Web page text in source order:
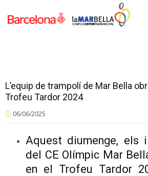
L’equip de trampolí de Mar Bella
Trofeu Tardor 2024
06/06/2025
Aquest diumenge, els
del CE Olímpic Mar
en el Trofeu Tardor